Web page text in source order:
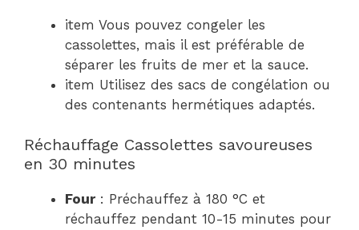
item Vous pouvez congeler les
cassolettes, mais il est préférable de
séparer les fruits de mer et la sauce.
item Utilisez des sacs de congélation ou
des contenants hermétiques adaptés.
Réchauffage Cassolettes savoureuses
en 30 minutes
Four: Préchauffez à 180 °C et
réchauffez pendant 10-15 minutes pour